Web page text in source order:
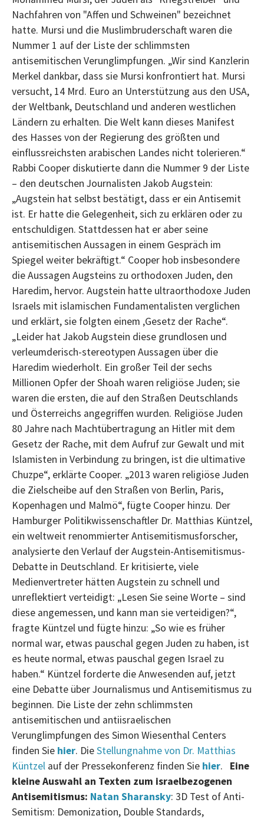
Nachfahren von "Affen und Schweinen" bezeichnet
hatte. Mursi und die Muslimbruderschaft waren die
Nummer 1 auf der Liste der schlimmsten
antisemitischen Verunglimpfungen. „Wir sind Kanzlerin
Merkel dankbar, dass sie Mursi konfrontiert hat. Mursi
versucht, 14 Mrd. Euro an Unterstützung aus den USA,
der Weltbank, Deutschland und anderen westlichen
Ländern zu erhalten. Die Welt kann dieses Manifest
des Hasses von der Regierung des größten und
einflussreichsten arabischen Landes nicht tolerieren.“
Rabbi Cooper diskutierte dann die Nummer 9 der Liste
– den deutschen Journalisten Jakob Augstein:
„Augstein hat selbst bestätigt, dass er ein Antisemit
ist. Er hatte die Gelegenheit, sich zu erklären oder zu
entschuldigen. Stattdessen hat er aber seine
antisemitischen Aussagen in einem Gespräch im
Spiegel weiter bekräftigt.“ Cooper hob insbesondere
die Aussagen Augsteins zu orthodoxen Juden, den
Haredim, hervor. Augstein hatte ultraorthodoxe Juden
Israels mit islamischen Fundamentalisten verglichen
und erklärt, sie folgten einem ‚Gesetz der Rache“.
„Leider hat Jakob Augstein diese grundlosen und
verleumderisch-stereotypen Aussagen über die
Haredim wiederholt. Ein großer Teil der sechs
Millionen Opfer der Shoah waren religiöse Juden; sie
waren die ersten, die auf den Straßen Deutschlands
und Österreichs angegriffen wurden. Religiöse Juden
80 Jahre nach Machtübertragung an Hitler mit dem
Gesetz der Rache, mit dem Aufruf zur Gewalt und mit
Islamisten in Verbindung zu bringen, ist die ultimative
Chuzpe“, erklärte Cooper. „2013 waren religiöse Juden
die Zielscheibe auf den Straßen von Berlin, Paris,
Kopenhagen und Malmö“, fügte Cooper hinzu. Der
Hamburger Politikwissenschaftler Dr. Matthias Küntzel,
ein weltweit renommierter Antisemitismusforscher,
analysierte den Verlauf der Augstein-Antisemitismus-
Debatte in Deutschland. Er kritisierte, viele
Medienvertreter hätten Augstein zu schnell und
unreflektiert verteidigt: „Lesen Sie seine Worte – sind
diese angemessen, und kann man sie verteidigen?“,
fragte Küntzel und fügte hinzu: „So wie es früher
normal war, etwas pauschal gegen Juden zu haben, ist
es heute normal, etwas pauschal gegen Israel zu
haben.“ Küntzel forderte die Anwesenden auf, jetzt
eine Debatte über Journalismus und Antisemitismus zu
beginnen. Die Liste der zehn schlimmsten
antisemitischen und antiisraelischen
Verunglimpfungen des Simon Wiesenthal Centers
finden Sie hier. DieStellungnahme von Dr. Matthias
Küntzel auf der Pressekonferenz finden Sie hier. Eine
kleine Auswahl an Texten zum israelbezogenen
Antisemitismus: Natan Sharansky: 3D Test of Anti-
Semitism: Demonization, Double Standards,